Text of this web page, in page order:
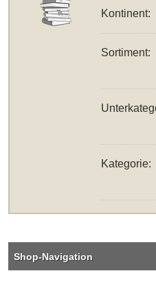
Kontinent:
Sortiment:
Kategorie:
Shop-Navigation